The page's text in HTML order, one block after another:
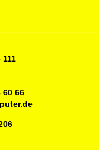
60 66